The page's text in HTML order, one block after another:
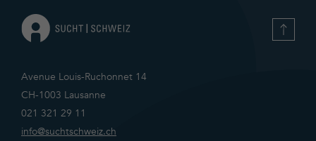
Avenue Louis-Ruchonnet 14
CH-1003 Lausanne
021 321 29 11
info@suchtschweiz.ch